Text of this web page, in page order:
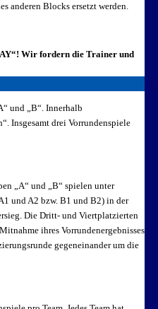
anderen Blocks ersetzt werden.
Wir fordern die Trainer und
und „B“. Innerhalb
Insgesamt drei Vorrundenspiele
„A“ und „B“ spielen unter
und A2 bzw. B1 und B2) in der
Die Dritt- und Viertplatzierten
ihres Vorrundenergebnisses
gegeneinander um die